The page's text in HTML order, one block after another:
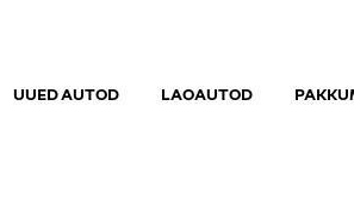
UUED AUTOD LAOAUTOD